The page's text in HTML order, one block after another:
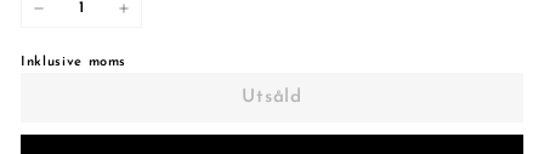
Inklusive moms
Utsåld